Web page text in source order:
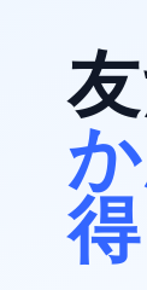
得